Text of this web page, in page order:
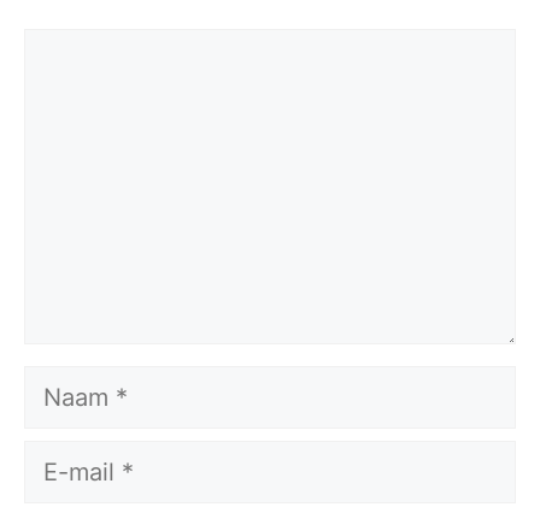
Naam
E-